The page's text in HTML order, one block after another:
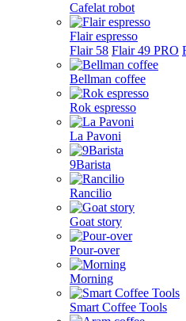
Cafelat robot
Flair espresso
Flair 58 Flair 49 PRO
Bellman coffee
Rok espresso
La Pavoni
9Barista
Rancilio
Goat story
Pour-over
Morning
Smart Coffee Tools